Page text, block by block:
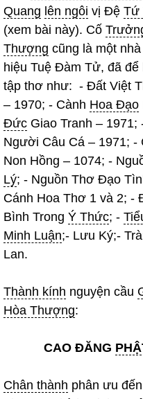
Quang lên ngôi vị Đệ Tứ
(xem bài này). Cố
Thượng cũng là một
hiệu Tuệ Đàm Tử, đã để
tập thơ như: - Đất Việt
– 1970; - Cành Hoa Đạo
Đức Giao Tranh – 1971;
Người Câu Cá – 1971; -
Non Hồng – 1074; -
Lý; - Nguồn Thơ Đạo
Cánh Hoa Thơ 1 và 2; -
Bình Trong Ý Thức; -
Minh Luận;- Lưu Ký;-
Lan.
Thành kính nguyện cầu
Hòa Thượng:
CAO ĐĂNG
Chân thành phân ưu